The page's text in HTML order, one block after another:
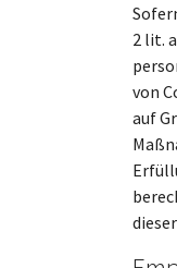
2 lit.
von
auf